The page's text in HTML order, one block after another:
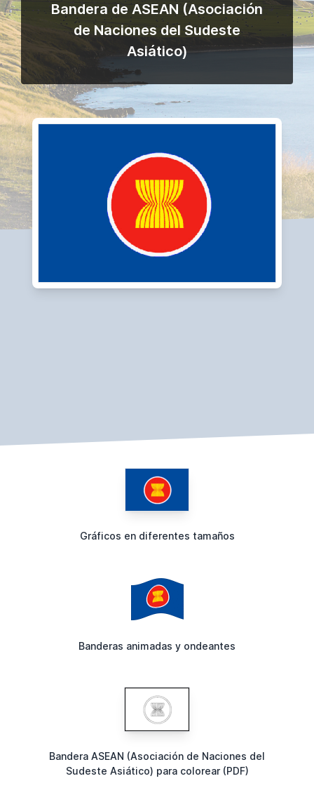
Bandera de ASEAN (Asociación
de Naciones del Sudeste
Asiático)
Gráficos en diferentes tamaños
Banderas animadas y ondeantes
Bandera ASEAN (Asociación de Naciones del
Sudeste Asiático) para colorear (PDF)